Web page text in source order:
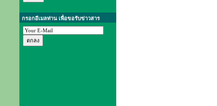
กรอกอีเมลท่าน เพื่อขอรับข่าวสาร